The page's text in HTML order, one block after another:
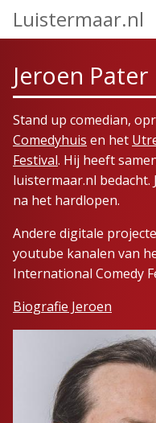
Luistermaar.nl
Jeroen Pater
Stand up comedian,
Comedyhuis en het
Festival. Hij heeft
luistermaar.nl
na het hardlopen.
Andere digitale
youtube kanalen van
International Comedy
Biografie Jeroen